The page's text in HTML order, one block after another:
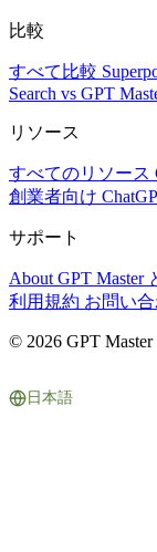
比較
すべて比較
Search vs GPT
リソース
すべてのリソース
創業者向け
サポート
About GPT Master
利用規約 お問い
© 2026 GPT Master
日本語